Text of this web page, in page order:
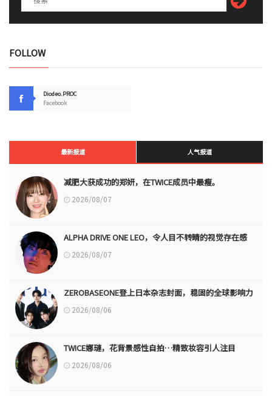
FOLLOW
Diodeo.PROC
Facebook
最新报道 人气报道
减肥大获成功的郑妍，在TWICE成员中最瘦。
2026/08/07
ALPHA DRIVE ONE LEO，令人目不转睛的视觉存在感
2026/08/07
ZEROBASEONE登上日本杂志封面，稳固的全球影响力
2026/08/06
TWICE娜璉，花背景感性自拍…精致妆容引人注目
2026/08/06